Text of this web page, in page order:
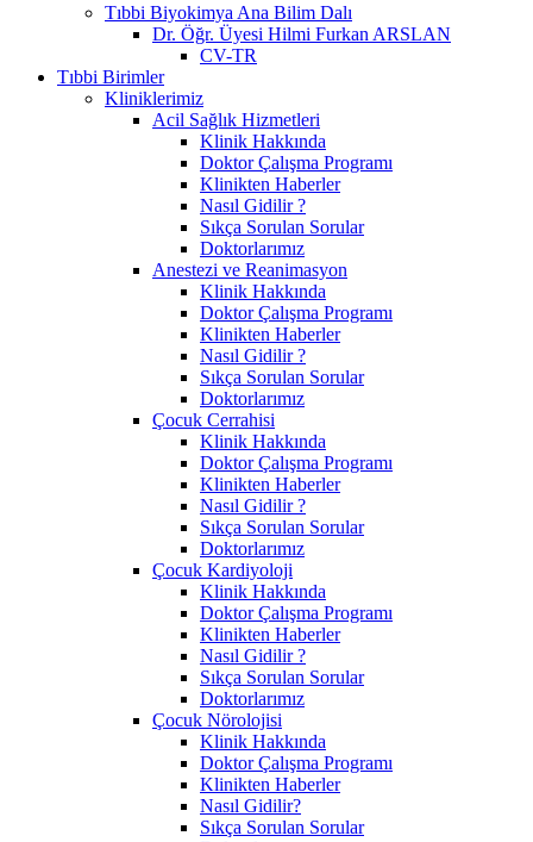
Tıbbi Biyokimya Ana Bilim Dalı
Dr. Öğr. Üyesi Hilmi Furkan ARSLAN
CV-TR
Tıbbi Birimler
Kliniklerimiz
Acil Sağlık Hizmetleri
Klinik Hakkında
Doktor Çalışma Programı
Klinikten Haberler
Nasıl Gidilir ?
Sıkça Sorulan Sorular
Doktorlarımız
Anestezi ve Reanimasyon
Klinik Hakkında
Doktor Çalışma Programı
Klinikten Haberler
Nasıl Gidilir ?
Sıkça Sorulan Sorular
Doktorlarımız
Çocuk Cerrahisi
Klinik Hakkında
Doktor Çalışma Programı
Klinikten Haberler
Nasıl Gidilir ?
Sıkça Sorulan Sorular
Doktorlarımız
Çocuk Kardiyoloji
Klinik Hakkında
Doktor Çalışma Programı
Klinikten Haberler
Nasıl Gidilir ?
Sıkça Sorulan Sorular
Doktorlarımız
Çocuk Nörolojisi
Klinik Hakkında
Doktor Çalışma Programı
Klinikten Haberler
Nasıl Gidilir?
Sıkça Sorulan Sorular